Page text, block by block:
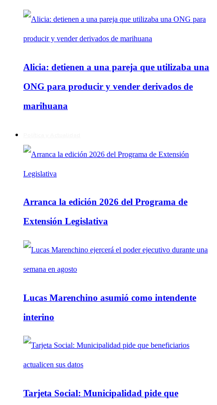
Alicia: detienen a una pareja que utilizaba una
ONG para producir y vender derivados de
marihuana
Arranca la edición 2026 del Programa de
Extensión Legislativa
Lucas Marenchino asumió como intendente
interino
Tarjeta Social: Municipalidad pide que